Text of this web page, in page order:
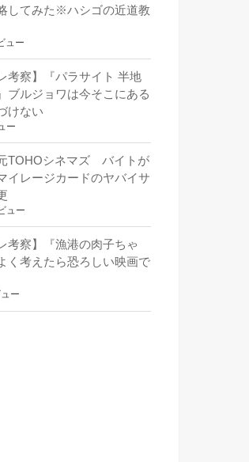
してみた※ハシゴの近道教
ュー
考察】『パラサイト 半地
ブルジョワは今そこにある
けない
ー
元TOHOシネマズ バイトが
イレージカードのヤバイサ
ュー
考察】『漁港の肉子ちゃ
く考えたら恐ろしい映画で
ー